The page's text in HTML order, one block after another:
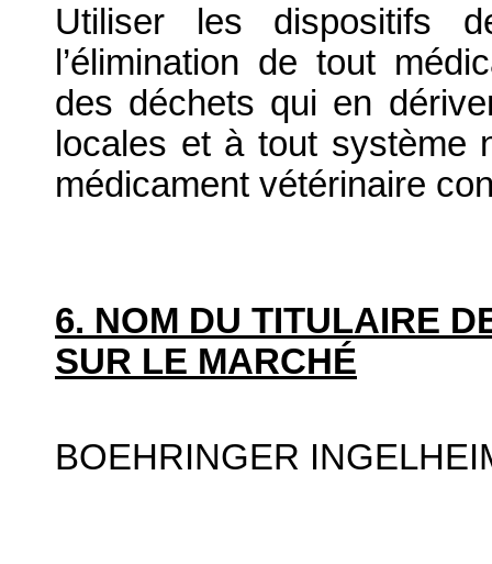
Utiliser les dispositifs
l’élimination de tout
des déchets qui en
locales et à tout système
médicament vétérinaire
6. NOM DU TITULAIRE
SUR LE MARCHÉ
BOEHRINGER